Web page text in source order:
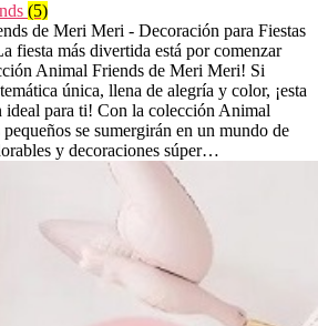
(5)
de Meri Meri - Decoración para Fiestas
fiesta más divertida está por comenzar
Animal Friends de Meri Meri! Si
única, llena de alegría y color, ¡esta
ideal para ti! Con la colección Animal
se sumergirán en un mundo de
y decoraciones súper…